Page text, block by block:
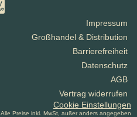
Impressum
Großhandel & Distribution
Barrierefreiheit
Datenschutz
AGB
Vertrag widerrufen
Cookie Einstellungen
Alle Preise inkl. MwSt, außer anders angegeben